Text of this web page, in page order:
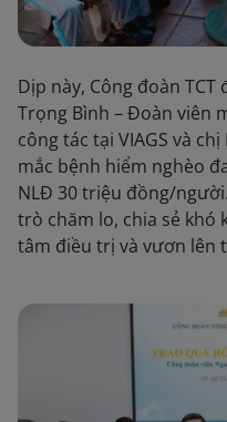
Dịp này, Công đoàn
Trọng Bình – Đoàn viên
công tác tại VIAGS và
mắc bệnh hiểm nghèo
NLĐ 30 triệu đồng/
trò chăm lo, chia sẻ khó
tâm điều trị và vươn lên